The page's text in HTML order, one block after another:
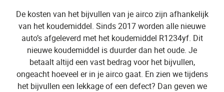
De kosten van het bijvullen van je airco zijn afhankelijk
van het koudemiddel. Sinds 2017 worden alle nieuwe
auto’s afgeleverd met het koudemiddel R1234yf. Dit
nieuwe koudemiddel is duurder dan het oude. Je
betaalt altijd een vast bedrag voor het bijvullen,
ongeacht hoeveel er in je airco gaat. En zien we tijdens
het bijvullen een lekkage of een defect? Dan geven we